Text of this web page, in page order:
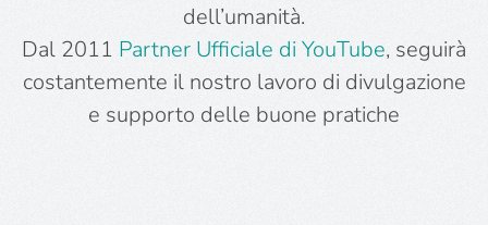
dell’umanità.
Dal 2011 Partner Ufficiale di YouTube, seguirà
costantemente il nostro lavoro di divulgazione
e supporto delle buone pratiche